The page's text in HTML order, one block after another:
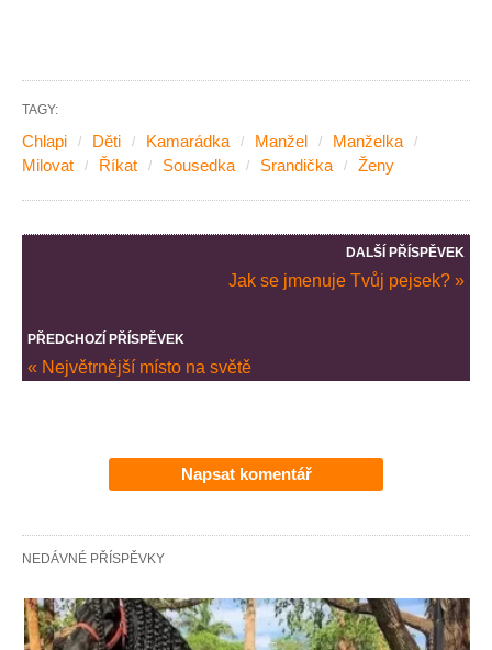
TAGY:
Chlapi Děti Kamarádka Manžel
Manželka
Milovat
Říkat Sousedka Srandička Ženy
DALŠÍ PŘÍSPĚVEK
Jak se jmenuje Tvůj pejsek? »
PŘEDCHOZÍ PŘÍSPĚVEK
« Největrnější místo na světě
Napsat komentář
NEDÁVNÉ PŘÍSPĚVKY